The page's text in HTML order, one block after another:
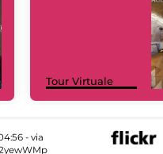
Tour Virtuale